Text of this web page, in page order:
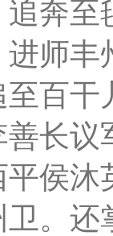
追奔
师丰
百干
长议
侯沐
卫。